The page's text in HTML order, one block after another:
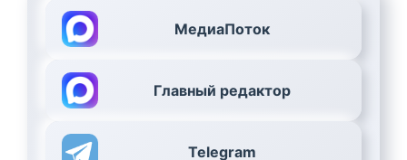
МедиаПоток
Главный редактор
Telegram